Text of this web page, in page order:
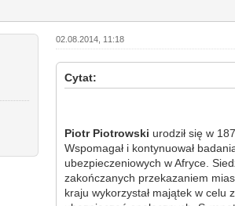
02.08.2014, 11:18
Cytat:
Piotr Piotrowski urodził się w
Wspomagał i kontynuował
ubezpieczeniowych w Afryce.
zakończanych przekazaniem
kraju wykorzystał majątek w celu